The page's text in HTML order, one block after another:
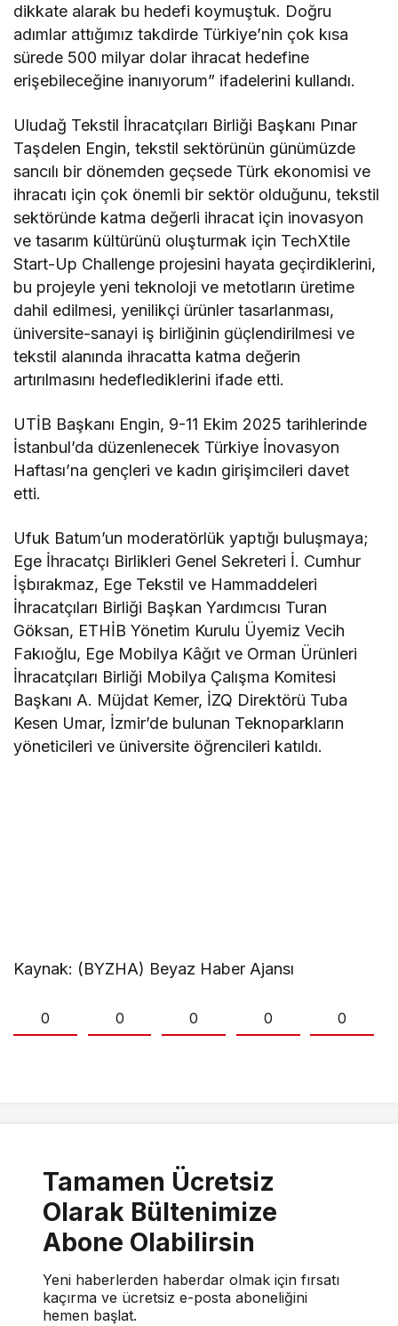
dikkate alarak bu hedefi koymuştuk. Doğru
adımlar attığımız takdirde Türkiye’nin çok kısa
sürede 500 milyar dolar ihracat hedefine
erişebileceğine inanıyorum” ifadelerini kullandı.
Uludağ Tekstil İhracatçıları Birliği Başkanı Pınar
Taşdelen Engin, tekstil sektörünün günümüzde
sancılı bir dönemden geçsede Türk ekonomisi ve
ihracatı için çok önemli bir sektör olduğunu, tekstil
sektöründe katma değerli ihracat için inovasyon
ve tasarım kültürünü oluşturmak için TechXtile
Start-Up Challenge projesini hayata geçirdiklerini,
bu projeyle yeni teknoloji ve metotların üretime
dahil edilmesi, yenilikçi ürünler tasarlanması,
üniversite-sanayi iş birliğinin güçlendirilmesi ve
tekstil alanında ihracatta katma değerin
artırılmasını hedeflediklerini ifade etti.
UTİB Başkanı Engin, 9-11 Ekim 2025 tarihlerinde
İstanbul’da düzenlenecek Türkiye İnovasyon
Haftası’na gençleri ve kadın girişimcileri davet
etti.
Ufuk Batum’un moderatörlük yaptığı buluşmaya;
Ege İhracatçı Birlikleri Genel Sekreteri İ. Cumhur
İşbırakmaz, Ege Tekstil ve Hammaddeleri
İhracatçıları Birliği Başkan Yardımcısı Turan
Göksan, ETHİB Yönetim Kurulu Üyemiz Vecih
Fakıoğlu, Ege Mobilya Kâğıt ve Orman Ürünleri
İhracatçıları Birliği Mobilya Çalışma Komitesi
Başkanı A. Müjdat Kemer, İZQ Direktörü Tuba
Kesen Umar, İzmir’de bulunan Teknoparkların
yöneticileri ve üniversite öğrencileri katıldı.
Kaynak: (BYZHA) Beyaz Haber Ajansı
0 0 0 0 0
Tamamen Ücretsiz
Olarak Bültenimize
Abone Olabilirsin
Yeni haberlerden haberdar olmak için fırsatı
kaçırma ve ücretsiz e-posta aboneliğini
hemen başlat.